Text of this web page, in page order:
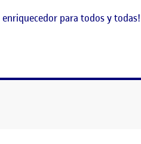
enriquecedor para todos y todas!